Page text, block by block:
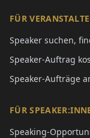
FÜR
Speaker suchen,
Speaker-Auftrag
Speaker-Aufträge
FÜR
Speaking-